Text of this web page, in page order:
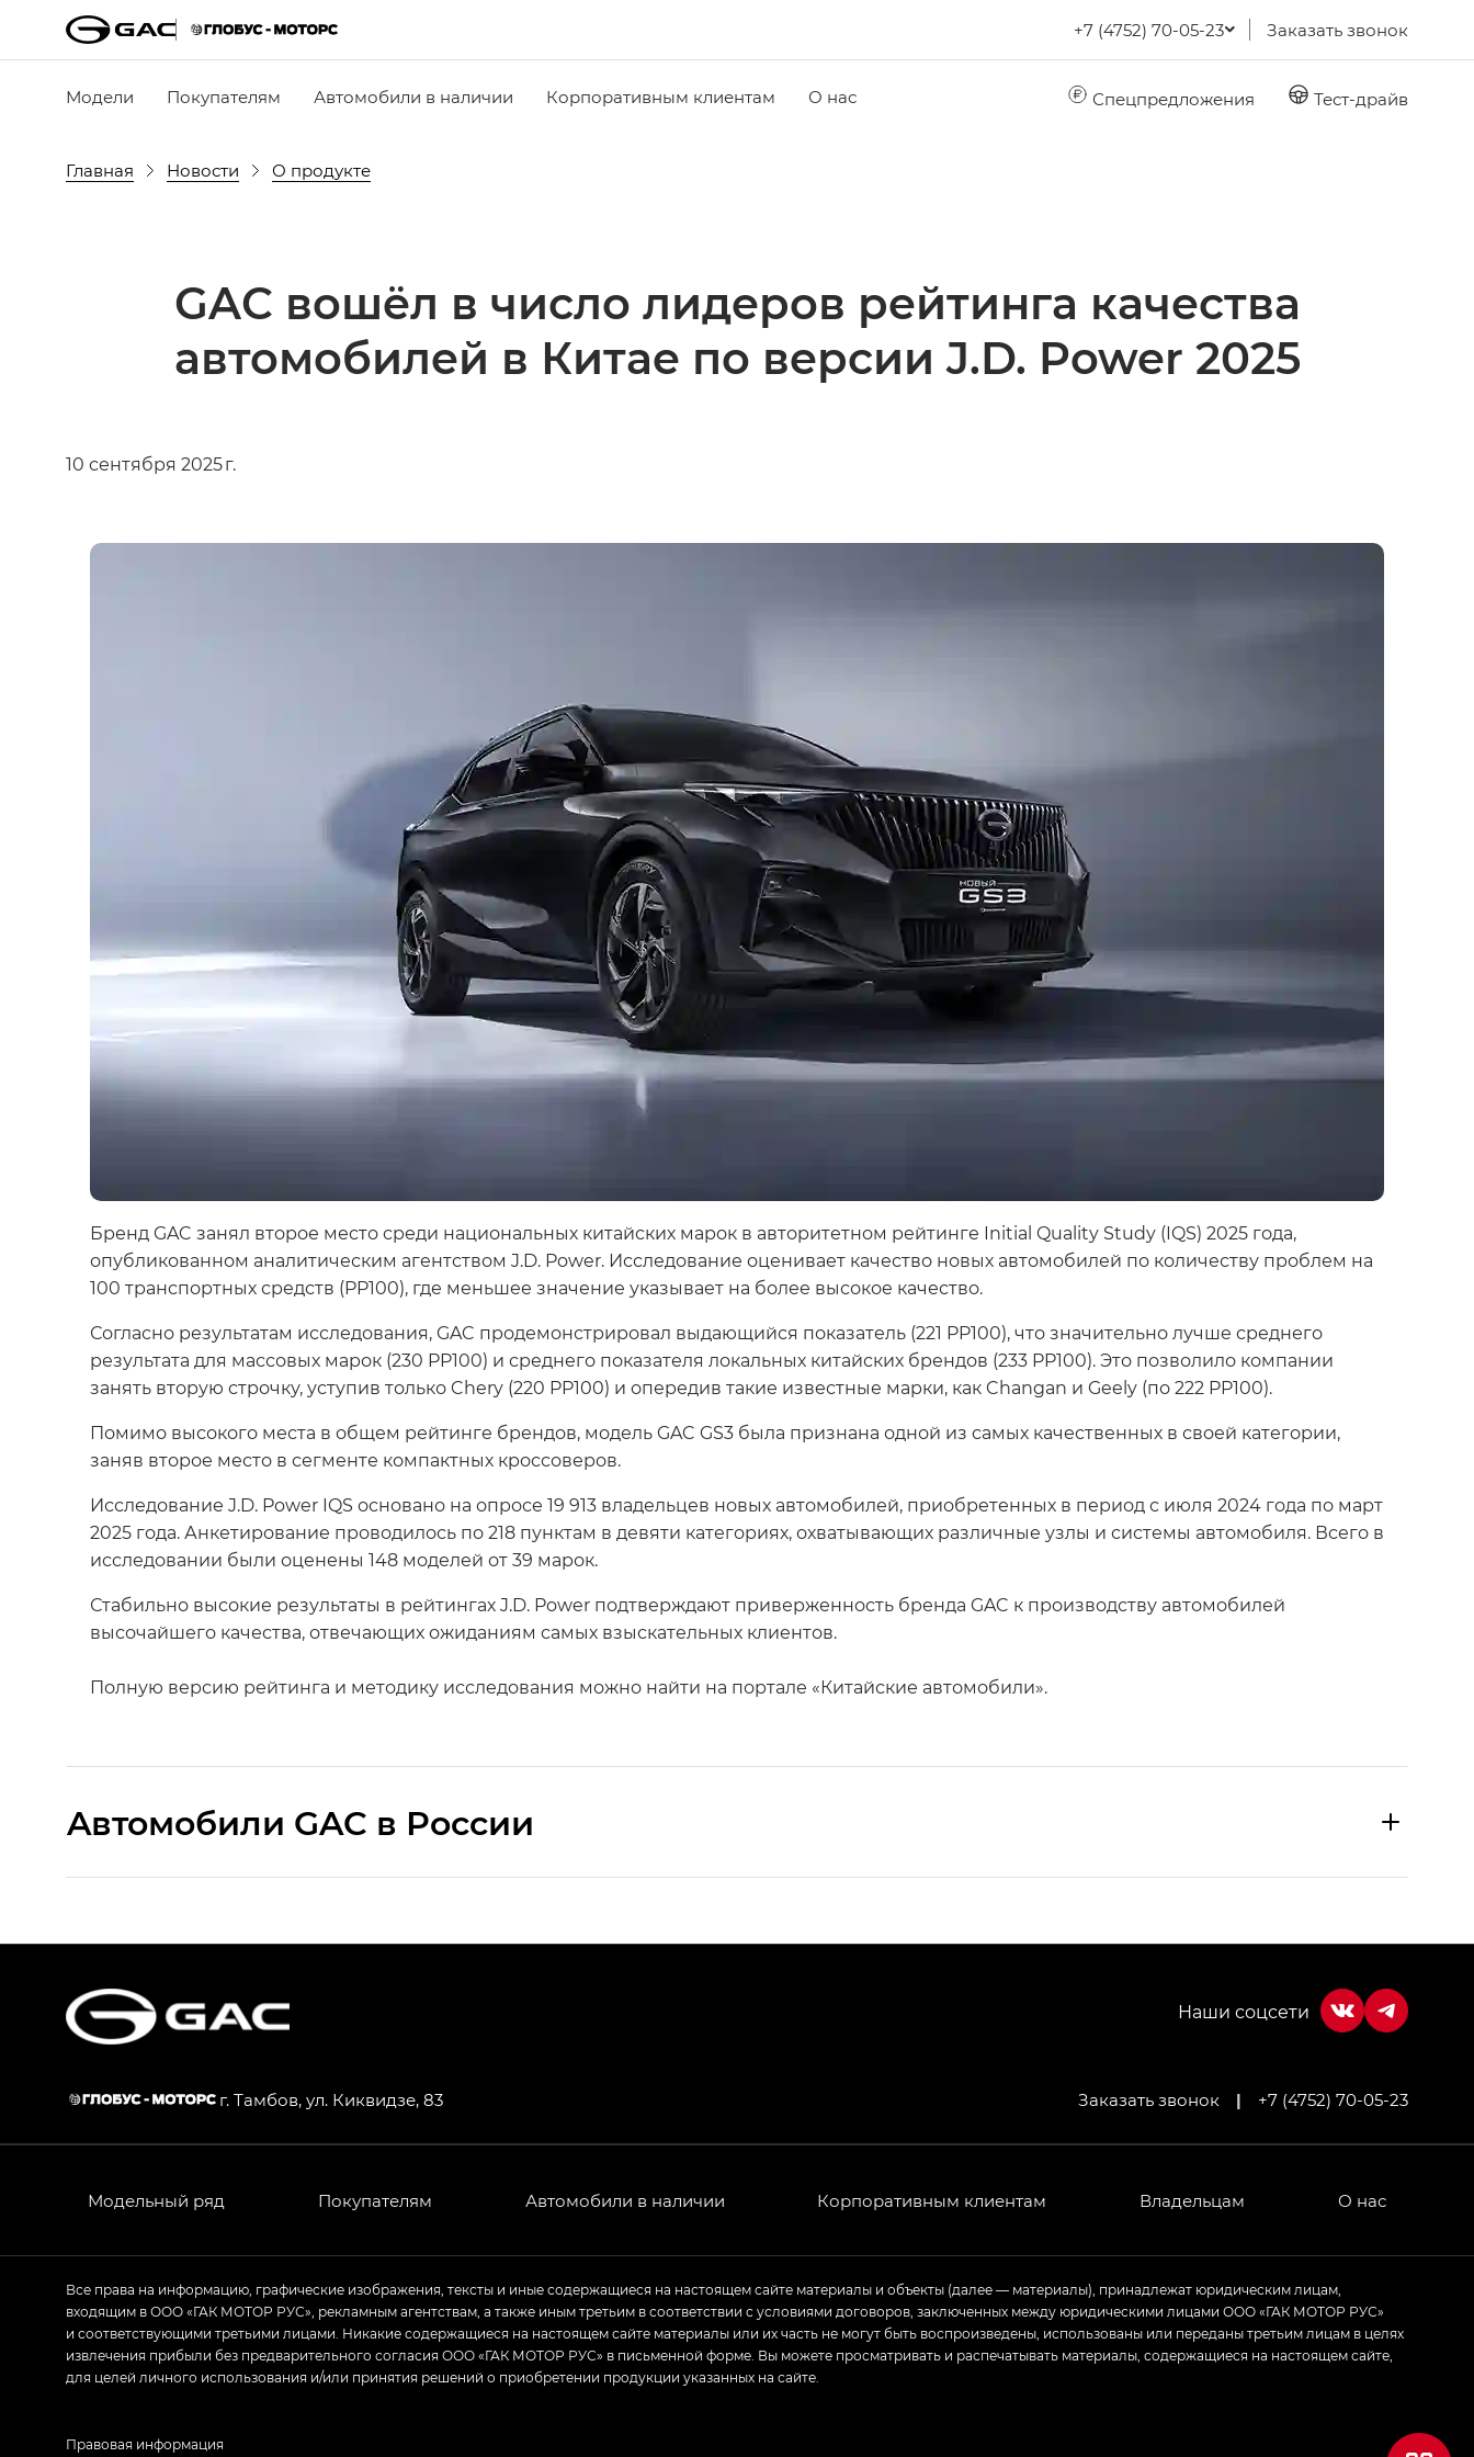
+7 (4752) 70-05-23 Заказать звонок
Модели Покупателям Автомобили в наличии Корпоративным клиентам О нас Спецпредложения Тест-драйв
Главная Новости О продукте
GAC вошёл в число лидеров рейтинга качества
автомобилей в Китае по версии J.D. Power 2025
10 сентября 2025 г.
Бренд GAC занял второе место среди национальных китайских марок в авторитетном рейтинге Initial Quality Study (IQS) 2025 года,
опубликованном аналитическим агентством J.D. Power. Исследование оценивает качество новых автомобилей по количеству проблем на
100 транспортных средств (PP100), где меньшее значение указывает на более высокое качество.
Согласно результатам исследования, GAC продемонстрировал выдающийся показатель (221 PP100), что значительно лучше среднего
результата для массовых марок (230 PP100) и среднего показателя локальных китайских брендов (233 PP100). Это позволило компании
занять вторую строчку, уступив только Chery (220 PP100) и опередив такие известные марки, как Changan и Geely (по 222 PP100).
Помимо высокого места в общем рейтинге брендов, модель GAC GS3 была признана одной из самых качественных в своей категории,
заняв второе место в сегменте компактных кроссоверов.
Исследование J.D. Power IQS основано на опросе 19 913 владельцев новых автомобилей, приобретенных в период с июля 2024 года по март
2025 года. Анкетирование проводилось по 218 пунктам в девяти категориях, охватывающих различные узлы и системы автомобиля. Всего в
исследовании были оценены 148 моделей от 39 марок.
Стабильно высокие результаты в рейтингах J.D. Power подтверждают приверженность бренда GAC к производству автомобилей
высочайшего качества, отвечающих ожиданиям самых взыскательных клиентов.
Полную версию рейтинга и методику исследования можно найти на портале «Китайские автомобили».
Aвтомобили GAC в России
HYPTEC HT — Хайптек Эйч Ти (HYPTEC HT) в комплектации Экс ПРЕМИУМ — EX PREMIUM
GL
GS4 — Джи Эс 4 (GS4) в комплектациях Джи Би Передний привод — GB 2WD, Джи Би Полный привод — GB AWD, Джи Эль Полный привод —
Empow — Эмпау (Empow) в комплектации Джи Эс — GS, Джи Эль с элементы экстерьера в спортивном стиле — GL (S-Style)
г. Тамбов, ул. Киквидзе, 83 Заказать звонок | +7 (4752) 70-05-23
Модельный ряд Покупателям Автомобили в наличии Корпоративным клиентам Владельцам О нас
Все права на информацию, графические изображения, тексты и иные содержащиеся на настоящем сайте материалы и объекты (далее — материалы), принадлежат юридическим лицам,
входящим в ООО «ГАК МОТОР РУС», рекламным агентствам, а также иным третьим в соответствии с условиями договоров, заключенных между юридическими лицами ООО «ГАК МОТОР РУС»
и соответствующими третьими лицами. Никакие содержащиеся на настоящем сайте материалы или их часть не могут быть воспроизведены, использованы или переданы третьим лицам в целях
извлечения прибыли без предварительного согласия ООО «ГАК МОТОР РУС» в письменной форме. Вы можете просматривать и распечатывать материалы, содержащиеся на настоящем сайте,
для целей личного использования и/или принятия решений о приобретении продукции указанных на сайте.
Правовая информация